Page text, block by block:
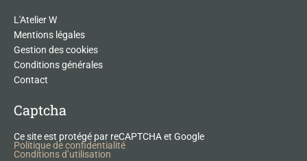
L'Atelier W
Mentions légales
Gestion des cookies
Conditions générales
Contact
Captcha
Ce site est protégé par reCAPTCHA et Google
Politique de confidentialité
Conditions d’utilisation